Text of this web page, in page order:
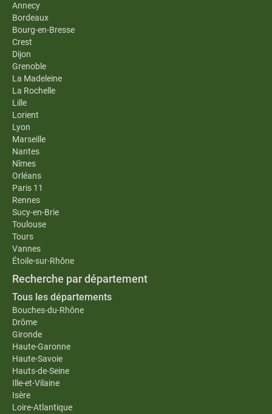
Annecy
Bordeaux
Bourg-en-Bresse
Crest
Dijon
Grenoble
La Madeleine
La Rochelle
Lille
Lorient
Lyon
Marseille
Nantes
Nîmes
Orléans
Paris 11
Rennes
Sucy-en-Brie
Toulouse
Tours
Vannes
Étoile-sur-Rhône
Recherche par département
Tous les départements
Bouches-du-Rhône
Drôme
Gironde
Haute-Garonne
Haute-Savoie
Hauts-de-Seine
Ille-et-Vilaine
Isère
Loire-Atlantique